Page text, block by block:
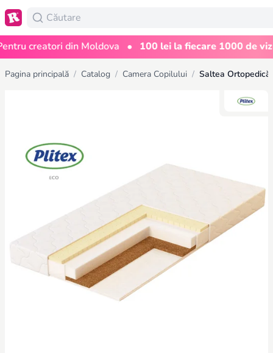
din Moldova • 100 lei la fiecare 1000 de vizualizări
Pagina principală / Catalog / Camera Copilului /